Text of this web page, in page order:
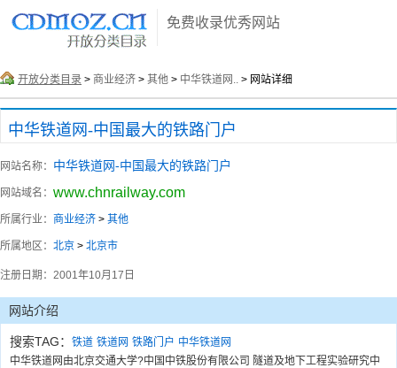
免费收录优秀网站
开放分类目录 > 商业经济 > 其他 > 中华铁道网.. > 网站详细
中华铁道网-中国最大的铁路门户
网站名称： 中华铁道网-中国最大的铁路门户
网站域名： www.chnrailway.com
所属行业： 商业经济 > 其他
所属地区： 北京 > 北京市
注册日期： 2001年10月17日
网站介绍
搜索TAG： 铁道 铁道网 铁路门户 中华铁道网
中华铁道网由北京交通大学?中国中铁股份有限公司 隧道及地下工程实验研究中